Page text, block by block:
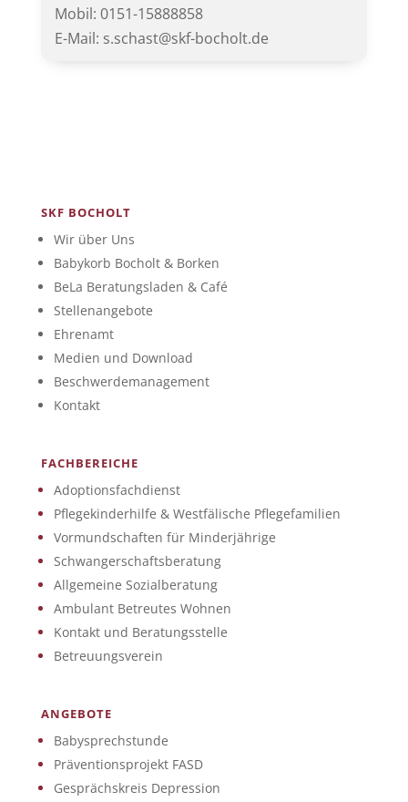
Mobil: 0151-15888858
E-Mail: s.schast@skf-bocholt.de
SKF BOCHOLT
Wir über Uns
Babykorb Bocholt & Borken
BeLa Beratungsladen & Café
Stellenangebote
Ehrenamt
Medien und Download
Beschwerdemanagement
Kontakt
FACHBEREICHE
Adoptionsfachdienst
Pflegekinderhilfe & Westfälische Pflegefamilien
Vormundschaften für Minderjährige
Schwangerschaftsberatung
Allgemeine Sozialberatung
Ambulant Betreutes Wohnen
Kontakt und Beratungsstelle
Betreuungsverein
ANGEBOTE
Babysprechstunde
Präventionsprojekt FASD
Gesprächskreis Depression